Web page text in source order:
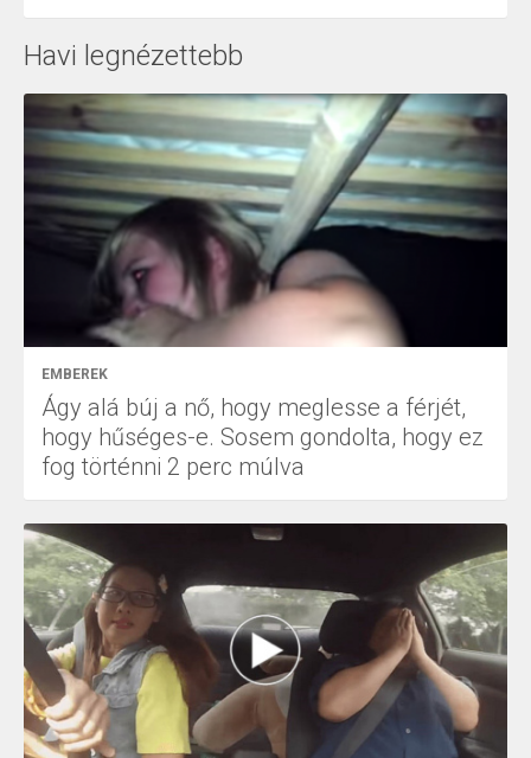
Havi legnézettebb
EMBEREK
Ágy alá búj a nő, hogy meglesse a férjét,
hogy hűséges-e. Sosem gondolta, hogy ez
fog történni 2 perc múlva